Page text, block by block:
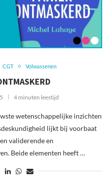
CGT Volwassenen
4 minuten leestijd
wetenschappelijke inzichten
lijkt bij voorbaat
validerende en
Beide elementen heeft …